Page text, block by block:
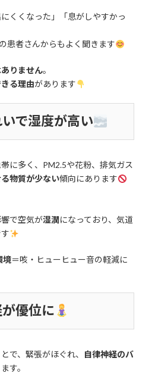
くくなった」「息がしやすかっ
患者さんからもよく聞きます
りません。
る理由があります
で湿度が高い
に多く、PM2.5や花粉、排気ガス
物質が少ない傾向にあります
で空気が湿潤になっており、気道
境＝咳・ヒューヒュー音の軽減に
優位に
で、緊張がほぐれ、
自律神経のバ
す。